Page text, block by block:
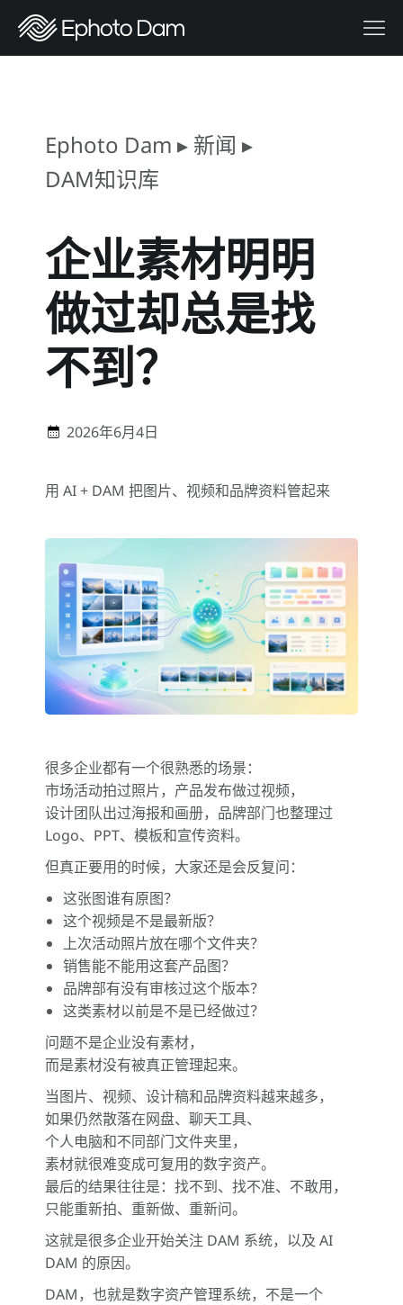
Ephoto Dam ▸ 新闻 ▸
DAM知识库
企业素材明明
做过却总是找
不到？
2026年6月4日
用 AI + DAM 把图片、视频和品牌资料管起来
很多企业都有一个很熟悉的场景：
市场活动拍过照片，产品发布做过视频，
设计团队出过海报和画册，品牌部门也整理过
Logo、PPT、模板和宣传资料。
但真正要用的时候，大家还是会反复问：
这张图谁有原图？
这个视频是不是最新版？
上次活动照片放在哪个文件夹？
销售能不能用这套产品图？
品牌部有没有审核过这个版本？
这类素材以前是不是已经做过？
问题不是企业没有素材，
而是素材没有被真正管理起来。
当图片、视频、设计稿和品牌资料越来越多，
如果仍然散落在网盘、聊天工具、
个人电脑和不同部门文件夹里，
素材就很难变成可复用的数字资产。
最后的结果往往是：找不到、找不准、不敢用，
只能重新拍、重新做、重新问。
这就是很多企业开始关注 DAM 系统，以及 AI
DAM 的原因。
DAM，也就是数字资产管理系统，不是一个